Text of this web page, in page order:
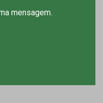
mensagem.